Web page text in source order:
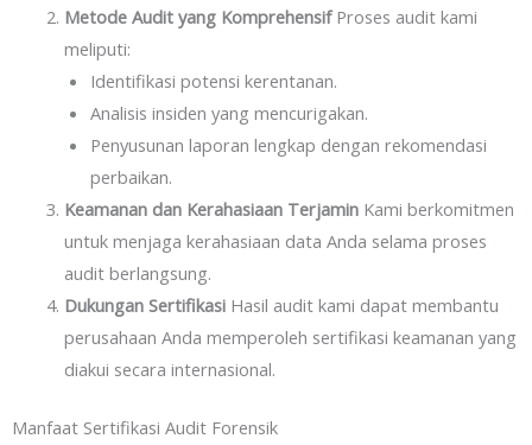
Metode Audit yang KomprehensifProses audit kami
meliputi:
Identifikasi potensi kerentanan.
Analisis insiden yang mencurigakan.
Penyusunan laporan lengkap dengan rekomendasi
perbaikan.
Keamanan dan Kerahasiaan TerjaminKami berkomitmen
untuk menjaga kerahasiaan data Anda selama proses
audit berlangsung.
Dukungan SertifikasiHasil audit kami dapat membantu
perusahaan Anda memperoleh sertifikasi keamanan yang
diakui secara internasional.
Manfaat Sertifikasi Audit Forensik